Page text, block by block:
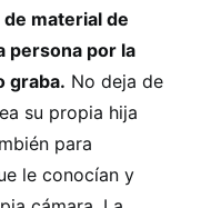
material de
persona por la
graba. No deja de
su propia hija
para
le conocían y